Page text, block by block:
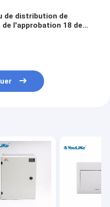
de distribution de
de l'approbation 18 de